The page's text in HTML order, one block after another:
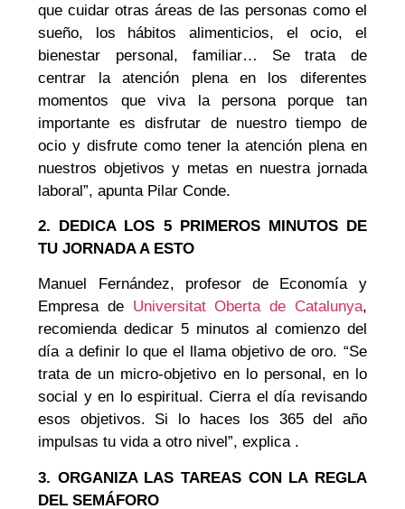
que cuidar otras áreas de las personas como el
sueño, los hábitos alimenticios, el ocio, el
bienestar personal, familiar… Se trata de
centrar la atención plena en los diferentes
momentos que viva la persona porque tan
importante es disfrutar de nuestro tiempo de
ocio y disfrute como tener la atención plena en
nuestros objetivos y metas en nuestra jornada
laboral”, apunta Pilar Conde.
2. DEDICA LOS 5 PRIMEROS MINUTOS DE
TU JORNADA A ESTO
Manuel Fernández, profesor de Economía y
Empresa de Universitat Oberta de Catalunya,
recomienda dedicar 5 minutos al comienzo del
día a definir lo que el llama objetivo de oro. “Se
trata de un micro-objetivo en lo personal, en lo
social y en lo espiritual. Cierra el día revisando
esos objetivos. Si lo haces los 365 del año
impulsas tu vida a otro nivel”, explica .
3. ORGANIZA LAS TAREAS CON LA REGLA
DEL SEMÁFORO